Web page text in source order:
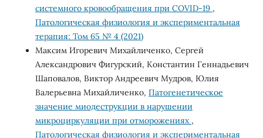
системного кровообращения при COVID-19 ,
Патологическая физиология и экспериментальная
терапия: Том 65 № 4 (2021)
Максим Игоревич Михайличенко, Сергей
Александрович Фигурский, Константин Геннадьевич
Шаповалов, Виктор Андреевич Мудров, Юлия
Валерьевна Михайличенко, Патогенетическое
значение миодеструкции в нарушении
микроциркуляции при отморожениях ,
Патологическая физиология и экспериментальная